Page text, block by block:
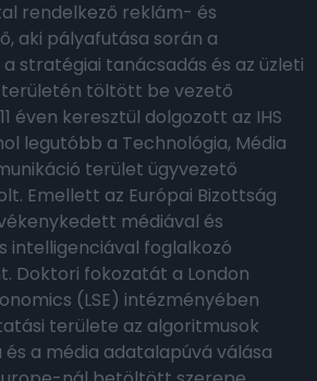
rendelkező reklám- és
aki pályafutása során a
stratégiai tanácsadás és az üzleti
töltött be vezető
éven keresztül dolgozott az IHS
legutóbb a Technológia, Média
terület ügyvezető
Emellett az Európai Bizottság
médiával és
intelligenciával foglalkozó
Doktori fokozatát a London
(LSE) intézményében
területe az algoritmusok
és a média adatalapúvá válása